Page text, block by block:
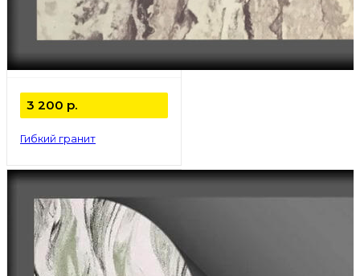
3 200 р.
Гибкий гранит